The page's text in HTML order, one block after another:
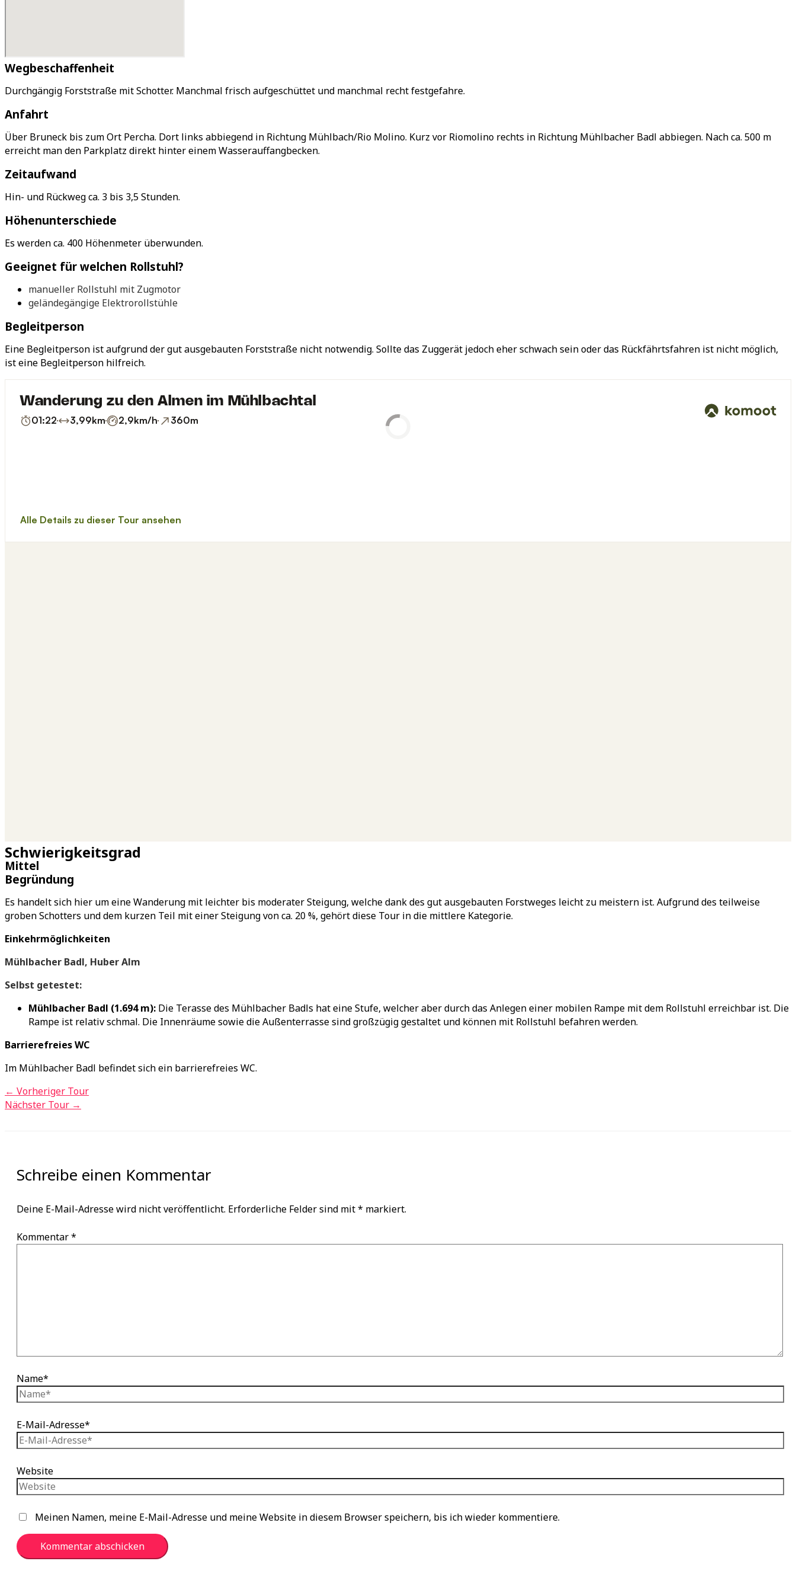
Wegbeschaffenheit
Durchgängig Forststraße mit Schotter. Manchmal frisch aufgeschüttet und manchmal recht festgefahre.
Anfahrt
Über Bruneck bis zum Ort Percha. Dort links abbiegend in Richtung Mühlbach/Rio Molino. Kurz vor Riomolino rechts in Richtung Mühlbacher Badl abbiegen. Nach ca. 500 m
erreicht man den Parkplatz direkt hinter einem Wasserauffangbecken.
Zeitaufwand
Hin- und Rückweg ca. 3 bis 3,5 Stunden.
Höhenunterschiede
Es werden ca. 400 Höhenmeter überwunden.
Geeignet für welchen Rollstuhl?
manueller Rollstuhl mit Zugmotor
geländegängige Elektrorollstühle
Begleitperson
Eine Begleitperson ist aufgrund der gut ausgebauten Forststraße nicht notwendig. Sollte das Zuggerät jedoch eher schwach sein oder das Rückfährtsfahren ist nicht möglich,
ist eine Begleitperson hilfreich.
Schwierigkeitsgrad
Mittel
Begründung
Es handelt sich hier um eine Wanderung mit leichter bis moderater Steigung, welche dank des gut ausgebauten Forstweges leicht zu meistern ist. Aufgrund des teilweise
groben Schotters und dem kurzen Teil mit einer Steigung von ca. 20 %, gehört diese Tour in die mittlere Kategorie.
Einkehrmöglichkeiten
Mühlbacher Badl, Huber Alm
Selbst getestet:
Mühlbacher Badl (1.694 m): Die Terasse des Mühlbacher Badls hat eine Stufe, welcher aber durch das Anlegen einer mobilen Rampe mit dem Rollstuhl erreichbar ist. Die
Rampe ist relativ schmal. Die Innenräume sowie die Außenterrasse sind großzügig gestaltet und können mit Rollstuhl befahren werden.
Barrierefreies WC
Im Mühlbacher Badl befindet sich ein barrierefreies WC.
← Vorheriger Tour
Nächster Tour →
Schreibe einen Kommentar
Deine E-Mail-Adresse wird nicht veröffentlicht. Erforderliche Felder sind mit* markiert.
Kommentar*
Name*
E-Mail-Adresse*
Website
Meinen Namen, meine E-Mail-Adresse und meine Website in diesem Browser speichern, bis ich wieder kommentiere.